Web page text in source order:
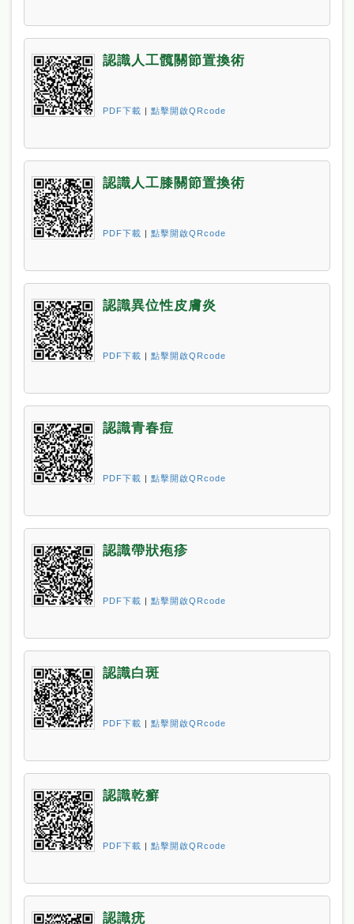
認識人工髖關節置換術
PDF下載 | 點擊開啟QRcode
認識人工膝關節置換術
PDF下載 | 點擊開啟QRcode
認識異位性皮膚炎
PDF下載 | 點擊開啟QRcode
認識青春痘
PDF下載 | 點擊開啟QRcode
認識帶狀疱疹
PDF下載 | 點擊開啟QRcode
認識白斑
PDF下載 | 點擊開啟QRcode
認識乾癬
PDF下載 | 點擊開啟QRcode
認識疣